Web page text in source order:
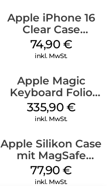
Apple iPhone 16
Clear Case
MagSafe
Transparent
74,90 €
inkl. MwSt.
Apple Magic
Keyboard Folio
iPad 10.9″ (10.Gen.)
Weiß
335,90 €
inkl. MwSt.
Apple Silikon Case
mit MagSafe
iPhone 14 Pro
(PRODUCT)RED
77,90€
inkl. MwSt.